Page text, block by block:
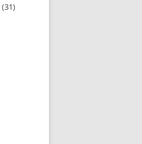
(31)